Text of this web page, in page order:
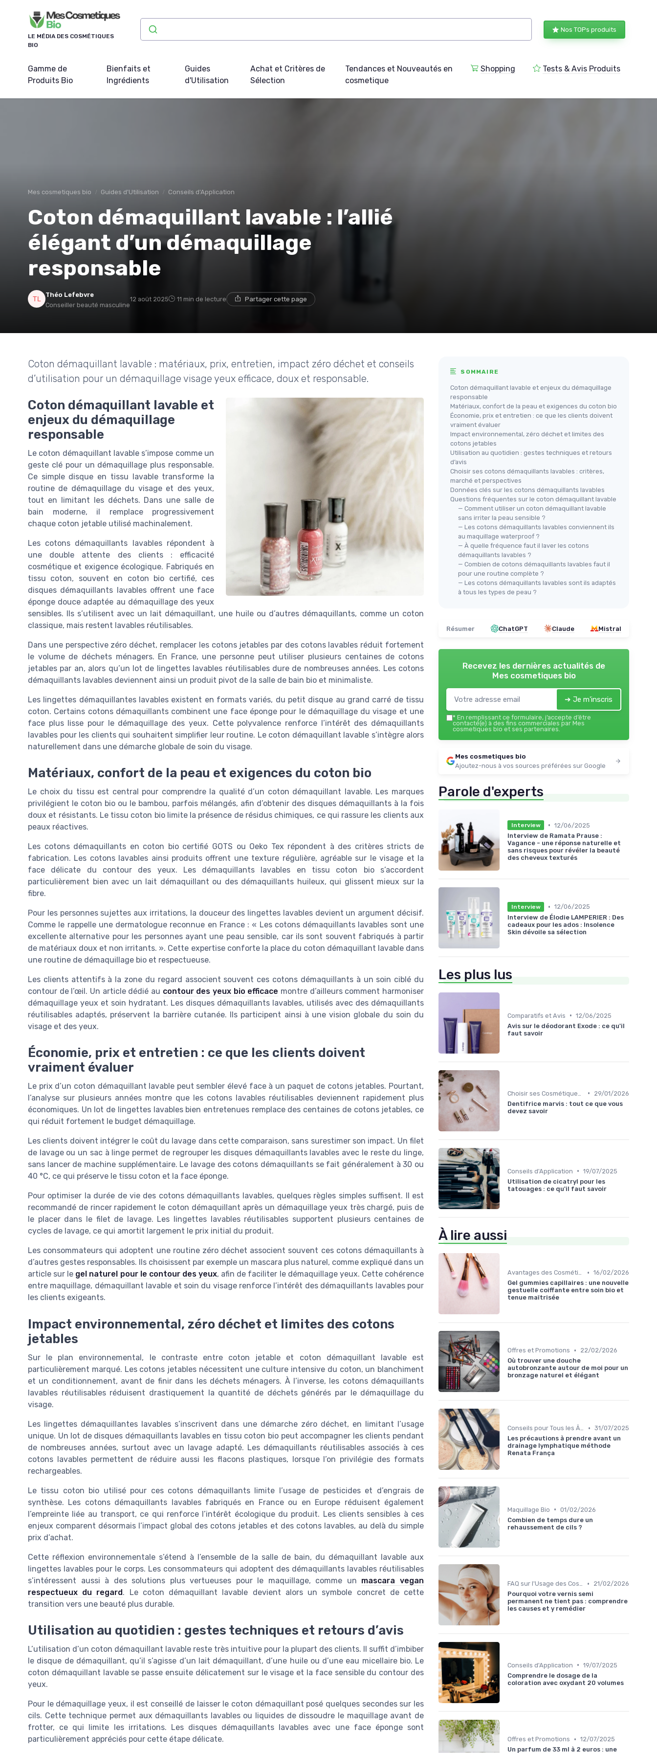
LE MÉDIA DES COSMÉTIQUES
BIO
Nos TOPs produits
Gamme de
Produits Bio
Bienfaits et
Ingrédients
Guides
d'Utilisation
Achat et Critères de
Sélection
Tendances et Nouveautés en
cosmetique
Shopping Tests & Avis Produits
Mes cosmetiques bio Guides d'Utilisation Conseils d'Application
Coton démaquillant lavable : l’allié
élégant d’un démaquillage
responsable
Théo Lefebvre
Conseiller beauté masculine
12 août 2025 11 min de lecture Partager cette page
Coton démaquillant lavable : matériaux, prix, entretien, impact zéro déchet et conseils
d’utilisation pour un démaquillage visage yeux efficace, doux et responsable.
Coton démaquillant lavable et
enjeux du démaquillage
responsable
Le coton démaquillant lavable s’impose comme un
geste clé pour un démaquillage plus responsable.
Ce simple disque en tissu lavable transforme la
routine de démaquillage du visage et des yeux,
tout en limitant les déchets. Dans une salle de
bain moderne, il remplace progressivement
chaque coton jetable utilisé machinalement.
Les cotons démaquillants lavables répondent à
une double attente des clients : efficacité
cosmétique et exigence écologique. Fabriqués en
tissu coton, souvent en coton bio certifié, ces
disques démaquillants lavables offrent une face
éponge douce adaptée au démaquillage des yeux
sensibles. Ils s’utilisent avec un lait démaquillant, une huile ou d’autres démaquillants, comme un coton
classique, mais restent lavables réutilisables.
Dans une perspective zéro déchet, remplacer les cotons jetables par des cotons lavables réduit fortement
le volume de déchets ménagers. En France, une personne peut utiliser plusieurs centaines de cotons
jetables par an, alors qu’un lot de lingettes lavables réutilisables dure de nombreuses années. Les cotons
démaquillants lavables deviennent ainsi un produit pivot de la salle de bain bio et minimaliste.
Les lingettes démaquillantes lavables existent en formats variés, du petit disque au grand carré de tissu
coton. Certains cotons démaquillants combinent une face éponge pour le démaquillage du visage et une
face plus lisse pour le démaquillage des yeux. Cette polyvalence renforce l’intérêt des démaquillants
lavables pour les clients qui souhaitent simplifier leur routine. Le coton démaquillant lavable s’intègre alors
naturellement dans une démarche globale de soin du visage.
Matériaux, confort de la peau et exigences du coton bio
Le choix du tissu est central pour comprendre la qualité d’un coton démaquillant lavable. Les marques
privilégient le coton bio ou le bambou, parfois mélangés, afin d’obtenir des disques démaquillants à la fois
doux et résistants. Le tissu coton bio limite la présence de résidus chimiques, ce qui rassure les clients aux
peaux réactives.
Les cotons démaquillants en coton bio certifié GOTS ou Oeko Tex répondent à des critères stricts de
fabrication. Les cotons lavables ainsi produits offrent une texture régulière, agréable sur le visage et la
face délicate du contour des yeux. Les démaquillants lavables en tissu coton bio s’accordent
particulièrement bien avec un lait démaquillant ou des démaquillants huileux, qui glissent mieux sur la
fibre.
Pour les personnes sujettes aux irritations, la douceur des lingettes lavables devient un argument décisif.
Comme le rappelle une dermatologue reconnue en France : « Les cotons démaquillants lavables sont une
excellente alternative pour les personnes ayant une peau sensible, car ils sont souvent fabriqués à partir
de matériaux doux et non irritants. ». Cette expertise conforte la place du coton démaquillant lavable dans
une routine de démaquillage bio et respectueuse.
Les clients attentifs à la zone du regard associent souvent ces cotons démaquillants à un soin ciblé du
contour de l’œil. Un article dédié au contour des yeux bio efficace montre d’ailleurs comment harmoniser
démaquillage yeux et soin hydratant. Les disques démaquillants lavables, utilisés avec des démaquillants
réutilisables adaptés, préservent la barrière cutanée. Ils participent ainsi à une vision globale du soin du
visage et des yeux.
Économie, prix et entretien : ce que les clients doivent
vraiment évaluer
Le prix d’un coton démaquillant lavable peut sembler élevé face à un paquet de cotons jetables. Pourtant,
l’analyse sur plusieurs années montre que les cotons lavables réutilisables deviennent rapidement plus
économiques. Un lot de lingettes lavables bien entretenues remplace des centaines de cotons jetables, ce
qui réduit fortement le budget démaquillage.
Les clients doivent intégrer le coût du lavage dans cette comparaison, sans surestimer son impact. Un filet
de lavage ou un sac à linge permet de regrouper les disques démaquillants lavables avec le reste du linge,
sans lancer de machine supplémentaire. Le lavage des cotons démaquillants se fait généralement à 30 ou
40 °C, ce qui préserve le tissu coton et la face éponge.
Pour optimiser la durée de vie des cotons démaquillants lavables, quelques règles simples suffisent. Il est
recommandé de rincer rapidement le coton démaquillant après un démaquillage yeux très chargé, puis de
le placer dans le filet de lavage. Les lingettes lavables réutilisables supportent plusieurs centaines de
cycles de lavage, ce qui amortit largement le prix initial du produit.
Les consommateurs qui adoptent une routine zéro déchet associent souvent ces cotons démaquillants à
d’autres gestes responsables. Ils choisissent par exemple un mascara plus naturel, comme expliqué dans un
article sur le gel naturel pour le contour des yeux, afin de faciliter le démaquillage yeux. Cette cohérence
entre maquillage, démaquillant lavable et soin du visage renforce l’intérêt des démaquillants lavables pour
les clients exigeants.
Impact environnemental, zéro déchet et limites des cotons
jetables
Sur le plan environnemental, le contraste entre coton jetable et coton démaquillant lavable est
particulièrement marqué. Les cotons jetables nécessitent une culture intensive du coton, un blanchiment
et un conditionnement, avant de finir dans les déchets ménagers. À l’inverse, les cotons démaquillants
lavables réutilisables réduisent drastiquement la quantité de déchets générés par le démaquillage du
visage.
Les lingettes démaquillantes lavables s’inscrivent dans une démarche zéro déchet, en limitant l’usage
unique. Un lot de disques démaquillants lavables en tissu coton bio peut accompagner les clients pendant
de nombreuses années, surtout avec un lavage adapté. Les démaquillants réutilisables associés à ces
cotons lavables permettent de réduire aussi les flacons plastiques, lorsque l’on privilégie des formats
rechargeables.
Le tissu coton bio utilisé pour ces cotons démaquillants limite l’usage de pesticides et d’engrais de
synthèse. Les cotons démaquillants lavables fabriqués en France ou en Europe réduisent également
l’empreinte liée au transport, ce qui renforce l’intérêt écologique du produit. Les clients sensibles à ces
enjeux comparent désormais l’impact global des cotons jetables et des cotons lavables, au delà du simple
prix d’achat.
Cette réflexion environnementale s’étend à l’ensemble de la salle de bain, du démaquillant lavable aux
lingettes lavables pour le corps. Les consommateurs qui adoptent des démaquillants lavables réutilisables
s’intéressent aussi à des solutions plus vertueuses pour le maquillage, comme un mascara vegan
respectueux du regard. Le coton démaquillant lavable devient alors un symbole concret de cette
transition vers une beauté plus durable.
Utilisation au quotidien : gestes techniques et retours d’avis
L’utilisation d’un coton démaquillant lavable reste très intuitive pour la plupart des clients. Il suffit d’imbiber
le disque de démaquillant, qu’il s’agisse d’un lait démaquillant, d’une huile ou d’une eau micellaire bio. Le
coton démaquillant lavable se passe ensuite délicatement sur le visage et la face sensible du contour des
yeux.
Pour le démaquillage yeux, il est conseillé de laisser le coton démaquillant posé quelques secondes sur les
cils. Cette technique permet aux démaquillants lavables ou liquides de dissoudre le maquillage avant de
frotter, ce qui limite les irritations. Les disques démaquillants lavables avec une face éponge sont
particulièrement appréciés pour cette étape délicate.
SOMMAIRE
Coton démaquillant lavable et enjeux du démaquillage
responsable
Matériaux, confort de la peau et exigences du coton bio
Économie, prix et entretien : ce que les clients doivent
vraiment évaluer
Impact environnemental, zéro déchet et limites des
cotons jetables
Utilisation au quotidien : gestes techniques et retours
d’avis
Choisir ses cotons démaquillants lavables : critères,
marché et perspectives
Données clés sur les cotons démaquillants lavables
Questions fréquentes sur le coton démaquillant lavable
— Comment utiliser un coton démaquillant lavable
sans irriter la peau sensible ?
— Les cotons démaquillants lavables conviennent ils
au maquillage waterproof ?
— À quelle fréquence faut il laver les cotons
démaquillants lavables ?
— Combien de cotons démaquillants lavables faut il
pour une routine complète ?
— Les cotons démaquillants lavables sont ils adaptés
à tous les types de peau ?
Résumer ChatGPT Claude Mistral
Recevez les dernières actualités de
Mes cosmetiques bio
➔ Je m'inscris
* En remplissant ce formulaire, j’accepte d’être
contacté(e) à des fins commerciales par Mes
cosmetiques bio et ses partenaires.
Mes cosmetiques bio
Ajoutez-nous à vos sources préférées sur Google
Parole d'experts
Interview • 12/06/2025
Interview de Ramata Prause :
Vagance - une réponse naturelle et
sans risques pour révéler la beauté
des cheveux texturés
Interview • 12/06/2025
Interview de Élodie LAMPERIER : Des
cadeaux pour les ados : Insolence
Skin dévoile sa sélection
Les plus lus
Comparatifs et Avis • 12/06/2025
Avis sur le déodorant Exode : ce qu'il
faut savoir
•
29/01/2026
Dentifrice marvis : tout ce que vous
devez savoir
Conseils d'Application • 19/07/2025
Utilisation de cicatryl pour les
tatouages : ce qu'il faut savoir
À lire aussi
Avantages des Cosmétiques Bio • 16/02/2026
Gel gummies capillaires : une nouvelle
gestuelle coiffante entre soin bio et
tenue maîtrisée
Offres et Promotions •
22/02/2026
Où trouver une douche
autobronzante autour de moi pour un
bronzage naturel et élégant
Conseils pour Tous les Âges • 31/07/2025
Les précautions à prendre avant un
drainage lymphatique méthode
Renata França
Maquillage Bio • 01/02/2026
Combien de temps dure un
rehaussement de cils ?
FAQ sur l'Usage des Cosmétiques Bio •
21/02/2026
Pourquoi votre vernis semi
permanent ne tient pas : comprendre
les causes et y remédier
Conseils d'Application • 19/07/2025
Comprendre le dosage de la
coloration avec oxydant 20 volumes
Offres et Promotions • 12/07/2025
Un parfum de 33 ml à 2 euros : une